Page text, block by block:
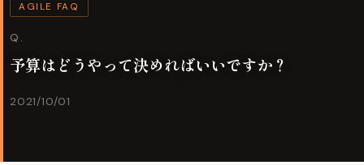
AGILE FAQ
Q.
予算はどうやって決めればいいですか？
2021/10/01